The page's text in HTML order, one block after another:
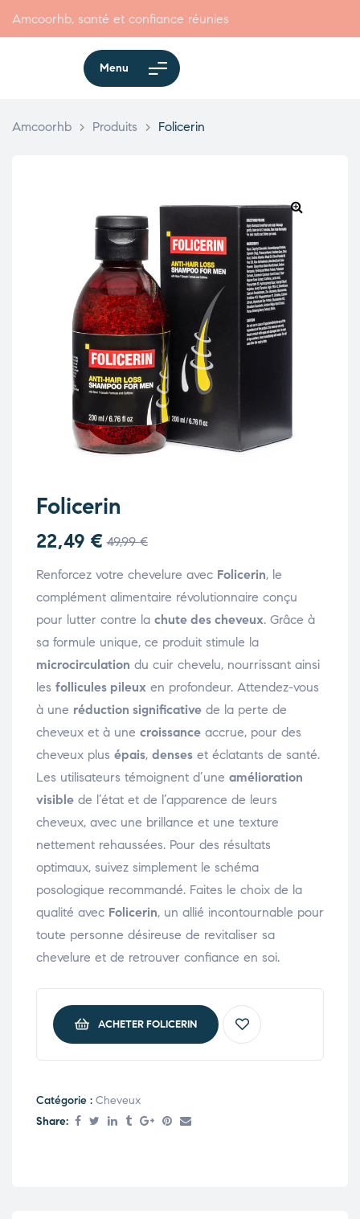
Amcoorhb, santé et confiance réunies
Menu
Amcoorhb > Produits > Folicerin
Folicerin
49,99€
22,49 €
Renforcez votre chevelure avec Folicerin, le
complément alimentaire révolutionnaire conçu
pour lutter contre la chute des cheveux. Grâce à
sa formule unique, ce produit stimule la
microcirculation du cuir chevelu, nourrissant ainsi
les follicules pileux en profondeur. Attendez-vous
à une réduction significative de la perte de
cheveux et à une croissance accrue, pour des
cheveux plus épais, denses et éclatants de santé.
Les utilisateurs témoignent d’une amélioration
visible de l’état et de l’apparence de leurs
cheveux, avec une brillance et une texture
nettement rehaussées. Pour des résultats
optimaux, suivez simplement le schéma
posologique recommandé. Faites le choix de la
qualité avec Folicerin, un allié incontournable pour
toute personne désireuse de revitaliser sa
chevelure et de retrouver confiance en soi.
ACHETER FOLICERIN
Catégorie : Cheveux
Share: